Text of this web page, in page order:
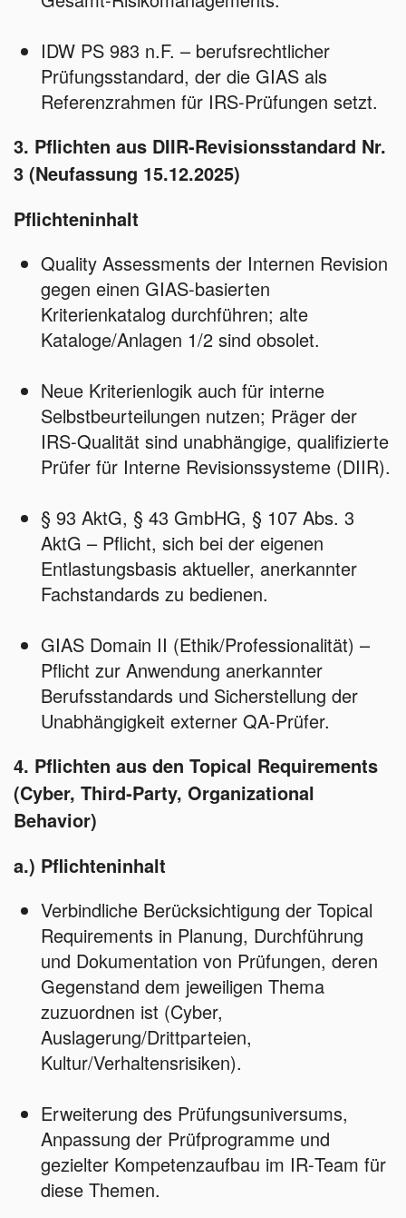
IDW PS 983 n.F. – berufsrechtlicher
Prüfungsstandard, der die GIAS als
Referenzrahmen für IRS‑Prüfungen setzt.
3. Pflichten aus DIIR‑Revisionsstandard Nr.
3 (Neufassung 15.12.2025)
Pflichteninhalt
Quality Assessments der Internen Revision
gegen einen GIAS‑basierten
Kriterienkatalog durchführen; alte
Kataloge/Anlagen 1/2 sind obsolet.
Neue Kriterienlogik auch für interne
Selbstbeurteilungen nutzen; Präger der
IRS‑Qualität sind unabhängige, qualifizierte
Prüfer für Interne Revisionssysteme (DIIR).
§ 93 AktG, § 43 GmbHG, § 107 Abs. 3
AktG – Pflicht, sich bei der eigenen
Entlastungsbasis aktueller, anerkannter
Fachstandards zu bedienen.
GIAS Domain II (Ethik/Professionalität) –
Pflicht zur Anwendung anerkannter
Berufsstandards und Sicherstellung der
Unabhängigkeit externer QA‑Prüfer.
4. Pflichten aus den Topical Requirements
(Cyber, Third‑Party, Organizational
Behavior)
a.) Pflichteninhalt
Verbindliche Berücksichtigung der Topical
Requirements in Planung, Durchführung
und Dokumentation von Prüfungen, deren
Gegenstand dem jeweiligen Thema
zuzuordnen ist (Cyber,
Auslagerung/Drittparteien,
Kultur/Verhaltensrisiken).
Erweiterung des Prüfungsuniversums,
Anpassung der Prüfprogramme und
gezielter Kompetenzaufbau im IR‑Team für
diese Themen.